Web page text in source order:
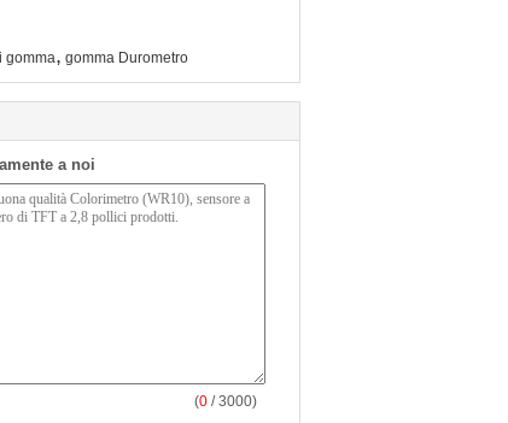
gomma, gomma Durometro
a noi
(0 / 3000)